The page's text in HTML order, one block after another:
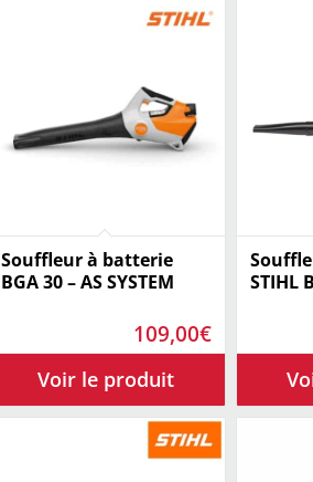
Souffleur à batterie
BGA 30 – AS SYSTEM
109,00€
STIHL